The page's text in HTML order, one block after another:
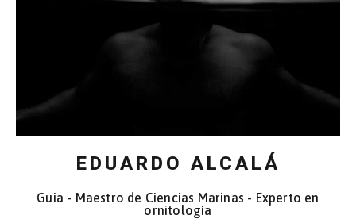
EDUARDO ALCALÁ
Guia - Maestro de Ciencias Marinas - Experto en
ornitología